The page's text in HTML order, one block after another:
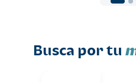
Busca por tu